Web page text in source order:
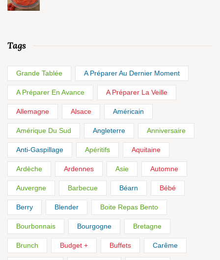
Tags
Grande Tablée A Préparer Au Dernier Moment
A Préparer En Avance A Préparer La Veille
Allemagne Alsace Américain
Amérique Du Sud Angleterre Anniversaire
Anti-Gaspillage Apéritifs Aquitaine
Ardèche Ardennes Asie Automne
Auvergne Barbecue Béarn Bébé
Berry Blender Boite Repas Bento
Bourbonnais Bourgogne Bretagne
Brunch Budget + Buffets Carême